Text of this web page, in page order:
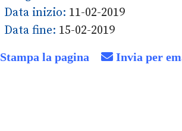
Data inizio: 11-02-2019
Data fine: 15-02-2019
Stampa la pagina Invia per